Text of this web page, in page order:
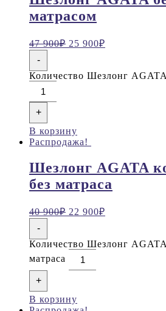
матрасом
47 900₽ 25 900₽
-
Количество Шезлонг
+
В корзину
Распродажа!
Шезлонг AGATA
без матраса
40 900₽ 22 900₽
-
Количество Шезлонг
матраса
+
В корзину